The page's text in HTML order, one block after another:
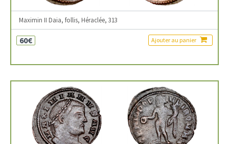
Maximin II Daia, follis, Héraclée, 313
60€ Ajouter au panier